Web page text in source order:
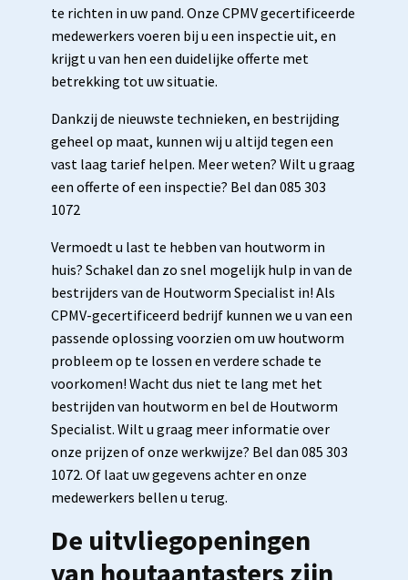
te richten in uw pand. Onze CPMV gecertificeerde
medewerkers voeren bij u een inspectie uit, en
krijgt u van hen een duidelijke offerte met
betrekking tot uw situatie.
Dankzij de nieuwste technieken, en bestrijding
geheel op maat, kunnen wij u altijd tegen een
vast laag tarief helpen. Meer weten? Wilt u graag
een offerte of een inspectie? Bel dan 085 303
1072
Vermoedt u last te hebben van houtworm in
huis? Schakel dan zo snel mogelijk hulp in van de
bestrijders van de Houtworm Specialist in! Als
CPMV-gecertificeerd bedrijf kunnen we u van een
passende oplossing voorzien om uw houtworm
probleem op te lossen en verdere schade te
voorkomen! Wacht dus niet te lang met het
bestrijden van houtworm en bel de Houtworm
Specialist. Wilt u graag meer informatie over
onze prijzen of onze werkwijze? Bel dan 085 303
1072. Of laat uw gegevens achter en onze
medewerkers bellen u terug.
De uitvliegopeningen
van houtaantasters zijn